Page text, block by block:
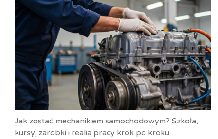
Jak zostać mechanikiem samochodowym? Szkoła,
kursy, zarobki i realia pracy krok po kroku